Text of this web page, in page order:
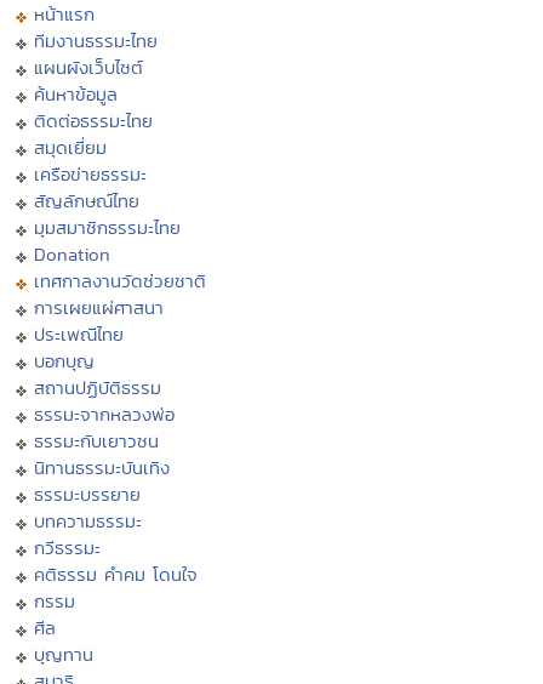
หน้าแรก
ทีมงานธรรมะไทย
แผนผังเว็บไซต์
ค้นหาข้อมูล
ติดต่อธรรมะไทย
สมุดเยี่ยม
เครือข่ายธรรมะ
สัญลักษณ์ไทย
มุมสมาชิกธรรมะไทย
Donation
เทศกาลงานวัดช่วยชาติ
การเผยแผ่ศาสนา
ประเพณีไทย
บอกบุญ
สถานปฏิบัติธรรม
ธรรมะจากหลวงพ่อ
ธรรมะกับเยาวชน
นิทานธรรมะบันเทิง
ธรรมะบรรยาย
บทความธรรมะ
กวีธรรมะ
คติธรรม คำคม โดนใจ
กรรม
ศีล
บุญทาน